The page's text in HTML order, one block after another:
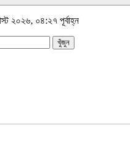
২০২৬, ০৪:২৭ পূর্বাহ্ন
খুঁজুন